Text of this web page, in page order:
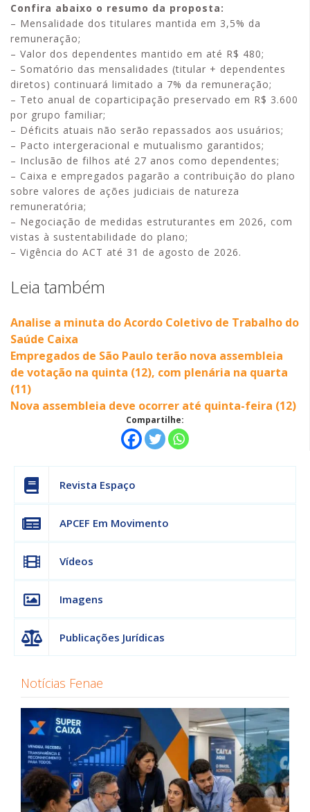
Confira abaixo o resumo da proposta:
– Mensalidade dos titulares mantida em 3,5% da
remuneração;
– Valor dos dependentes mantido em até R$ 480;
– Somatório das mensalidades (titular + dependentes
diretos) continuará limitado a 7% da remuneração;
– Teto anual de coparticipação preservado em R$ 3.600
por grupo familiar;
– Déficits atuais não serão repassados aos usuários;
– Pacto intergeracional e mutualismo garantidos;
– Inclusão de filhos até 27 anos como dependentes;
– Caixa e empregados pagarão a contribuição do plano
sobre valores de ações judiciais de natureza
remuneratória;
– Negociação de medidas estruturantes em 2026, com
vistas à sustentabilidade do plano;
– Vigência do ACT até 31 de agosto de 2026.
Leia também
Analise a minuta do Acordo Coletivo de Trabalho do
Saúde Caixa
Empregados de São Paulo terão nova assembleia
de votação na quinta (12), com plenária na quarta
(11)
Nova assembleia deve ocorrer até quinta-feira (12)
Compartilhe:
Revista Espaço
APCEF Em Movimento
Vídeos
Imagens
Publicações Jurídicas
Notícias Fenae